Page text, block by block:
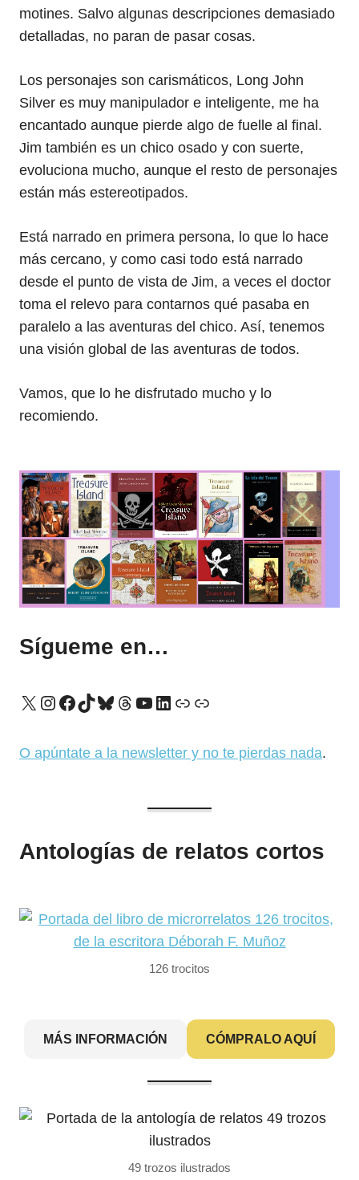
motines. Salvo algunas descripciones demasiado
detalladas, no paran de pasar cosas.
Los personajes son carismáticos, Long John
Silver es muy manipulador e inteligente, me ha
encantado aunque pierde algo de fuelle al final.
Jim también es un chico osado y con suerte,
evoluciona mucho, aunque el resto de personajes
están más estereotipados.
Está narrado en primera persona, lo que lo hace
más cercano, y como casi todo está narrado
desde el punto de vista de Jim, a veces el doctor
toma el relevo para contarnos qué pasaba en
paralelo a las aventuras del chico. Así, tenemos
una visión global de las aventuras de todos.
Vamos, que lo he disfrutado mucho y lo
recomiendo.
Sígueme en…
X Instagram
Facebook
TikTok
Bluesky
Threads
YouTube
LinkedIn
Enlace
Enlace
O apúntate a la newsletter y no te pierdas nada.
Antologías de relatos cortos
126 trocitos
MÁS INFORMACIÓN CÓMPRALO AQUÍ
49 trozos ilustrados